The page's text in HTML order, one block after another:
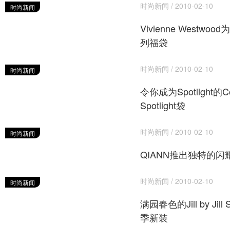
时尚新闻 时尚新闻 / 2010-02-10
Vivienne Westwood
列福袋
时尚新闻 时尚新闻 / 2010-02-10
令你成为Spotlight的
Spotlight袋
时尚新闻 时尚新闻 / 2010-02-10
QIANN推出独特的闪
时尚新闻 时尚新闻 / 2010-02-10
满园春色的Jill by Jill
季新装